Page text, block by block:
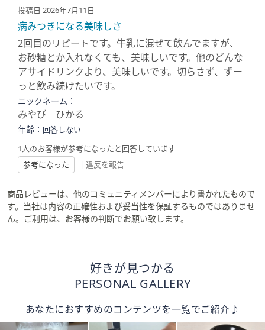
投稿日 2026年7月11日
病みつきになる美味しさ
2回目のリピートです。牛乳に混ぜて飲んでますが、
お砂糖とか入れなくても、美味しいです。他のどんな
アサイドリンクより、美味しいです。切らさず、ずー
っと飲み続けたいです。
ニックネーム：
みやび ひかる
年齢： 回答しない
1人のお客様が参考になったと回答しています
参考になった
| 違反を報告
商品レビューは、他のコミュニティメンバーにより書かれたもので
す。当社は内容の正確性および妥当性を保証するものではありませ
ん。ご利用は、お客様の判断でお願い致します。
好きが見つかる
PERSONAL GALLERY
あなたにおすすめのコンテンツを一覧でご紹介♪